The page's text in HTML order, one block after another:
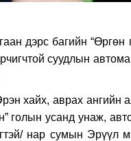
дэрс багийн “Өргөн
суудлын
хайх, аврах ангийн
голын усанд унаж,
нар сумын Эрүүл